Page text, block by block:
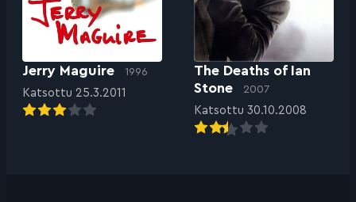
Jerry Maguire 1996
Katsottu 25.3.2011
The Deaths of Ian
Stone
2007
Katsottu 30.10.2008